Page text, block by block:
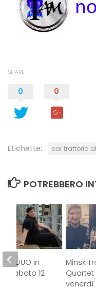
SHARE
0 0
Etichette: bar trattoria
POTREBBERO
Minsk
DUO in
sabato 12